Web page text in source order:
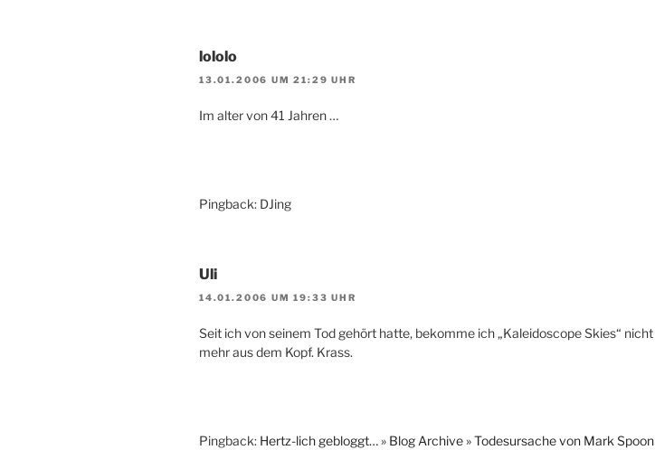
lololo
13.01.2006 UM 21:29 UHR
Im alter von 41 Jahren …
Pingback: DJing
Uli
14.01.2006 UM 19:33 UHR
Seit ich von seinem Tod gehört hatte, bekomme ich „Kaleidoscope Skies“ nicht
mehr aus dem Kopf. Krass.
Pingback: Hertz-lich gebloggt… » Blog Archive » Todesursache von Mark Spoon